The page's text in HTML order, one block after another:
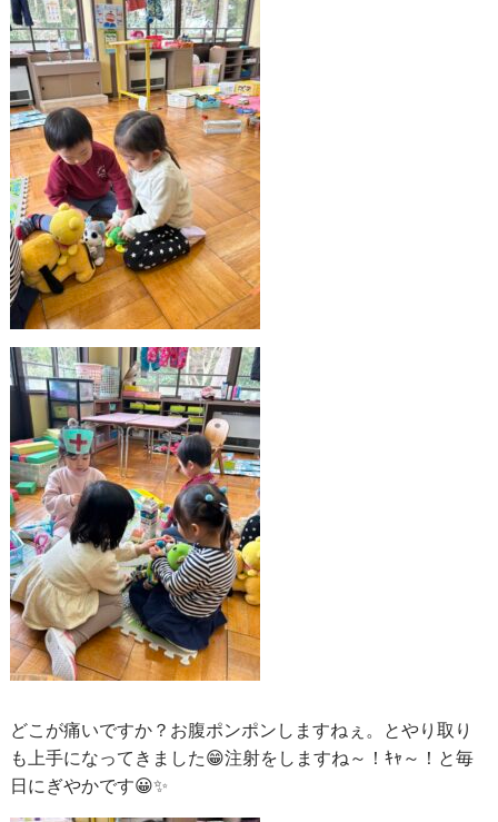
どこが痛いですか？お腹ポンポンしますねぇ。とやり取り
も上手になってきました😁注射をしますね～！ｷｬ～！と毎
日にぎやかです😀✨